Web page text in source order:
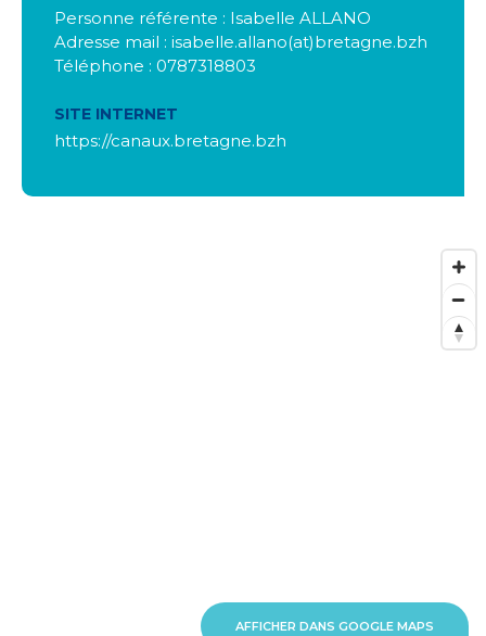
Personne référente : Isabelle ALLANO
Adresse mail : isabelle.allano(at)bretagne.bzh
Téléphone : 0787318803
SITE INTERNET
https://canaux.bretagne.bzh
AFFICHER DANS GOOGLE MAPS